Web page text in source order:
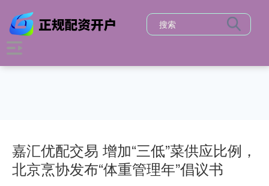
嘉汇优配交易 增加“三低”菜供应比例，
北京烹协发布“体重管理年”倡议书